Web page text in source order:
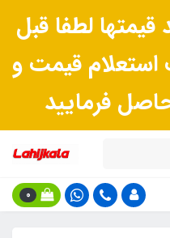
لطفا قبل
قیمت و
فرمایید
0